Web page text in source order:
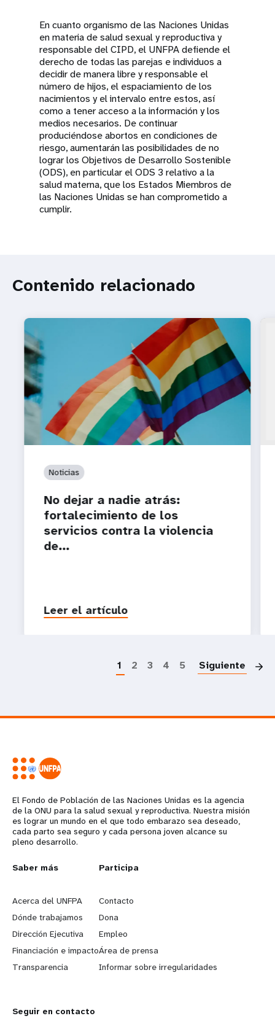
En cuanto organismo de las Naciones Unidas
en materia de salud sexual y reproductiva y
responsable del CIPD, el UNFPA defiende el
derecho de todas las parejas e individuos a
decidir de manera libre y responsable el
número de hijos, el espaciamiento de los
nacimientos y el intervalo entre estos, así
como a tener acceso a la información y los
medios necesarios. De continuar
produciéndose abortos en condiciones de
riesgo, aumentarán las posibilidades de no
lograr los Objetivos de Desarrollo Sostenible
(ODS), en particular el ODS 3 relativo a la
salud materna, que los Estados Miembros de
las Naciones Unidas se han comprometido a
cumplir.
Contenido relacionado
Noticias
No dejar a nadie atrás:
fortalecimiento de los
servicios contra la violencia
de...
Leer el artículo
1 2 3 4 5 Siguiente
El Fondo de Población de las Naciones Unidas es la agencia
de la ONU para la salud sexual y reproductiva. Nuestra misión
es lograr un mundo en el que todo embarazo sea deseado,
cada parto sea seguro y cada persona joven alcance su
pleno desarrollo.
L
e
a
r
n
o
Saber más
Acerca del UNFPA
Dónde trabajamos
Dirección Ejecutiva
Financiación e impacto
Transparencia
G
o
b
e
y
Participa
Contacto
Dona
Empleo
Área de prensa
Informar sobre irregularidades
Seguir en contacto